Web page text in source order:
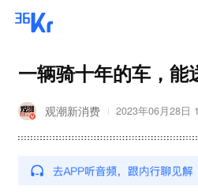
一辆骑十年的车，能
观潮新消费 2023年06月28日